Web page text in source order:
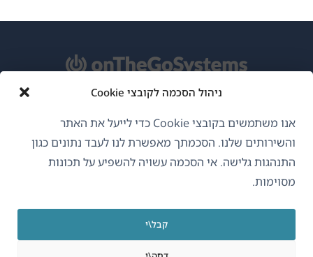
ניהול הסכמה לקובצי Cookie
אנו משתמשים בקובצי Cookie כדי לייעל את האתר
והשירותים שלנו. הסכמתך מאפשרת לנו לעבד נתונים כגון
התנהגות גלישה. אי הסכמה עשויה להשפיע על תכונות
מסוימות.
קבל\י
עברית
GDPR ומדיניות פרטיות
הצטרף לצוות שלנו(נפתח
בחלון
חדש)
בחלון
חדש)
בחלון